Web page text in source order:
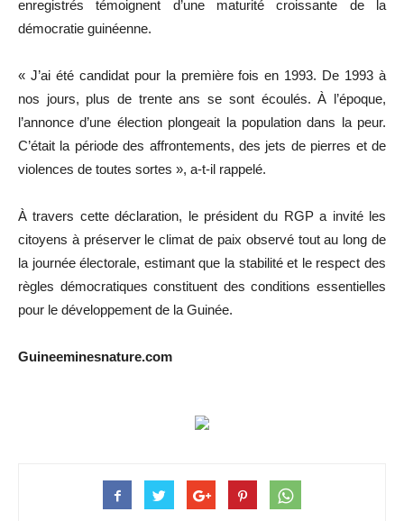
enregistrés témoignent d’une maturité croissante de la
démocratie guinéenne.
« J’ai été candidat pour la première fois en 1993. De 1993 à
nos jours, plus de trente ans se sont écoulés. À l’époque,
l’annonce d’une élection plongeait la population dans la peur.
C’était la période des affrontements, des jets de pierres et de
violences de toutes sortes », a-t-il rappelé.
À travers cette déclaration, le président du RGP a invité les
citoyens à préserver le climat de paix observé tout au long de
la journée électorale, estimant que la stabilité et le respect des
règles démocratiques constituent des conditions essentielles
pour le développement de la Guinée.
Guineeminesnature.com